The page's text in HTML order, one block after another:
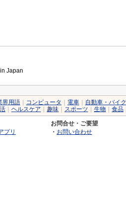
Japan
界用語 コンピュータ 電車 自動車・バイク
ヘルスケア 趣味 スポーツ 生物 食品
プリ
お問合せ・ご要望
・ お問い合わせ